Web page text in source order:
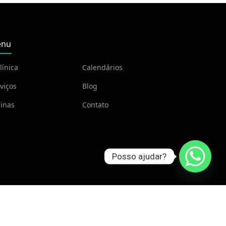
Calendários
Blog
Contato
Posso ajudar?